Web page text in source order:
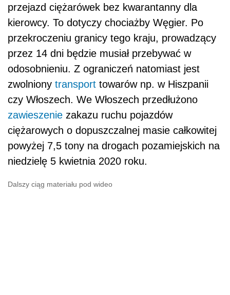
przejazd ciężarówek bez kwarantanny dla
kierowcy. To dotyczy chociażby Węgier. Po
przekroczeniu granicy tego kraju, prowadzący
przez 14 dni będzie musiał przebywać w
odosobnieniu. Z ograniczeń natomiast jest
zwolniony transport towarów np. w Hiszpanii
czy Włoszech. We Włoszech przedłużono
zawieszenie zakazu ruchu pojazdów
ciężarowych o dopuszczalnej masie całkowitej
powyżej 7,5 tony na drogach pozamiejskich na
niedzielę 5 kwietnia 2020 roku.
Dalszy ciąg materiału pod wideo